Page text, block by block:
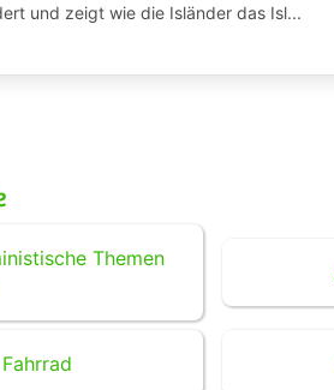
und zeigt wie die Isländer das Isl...
Themen